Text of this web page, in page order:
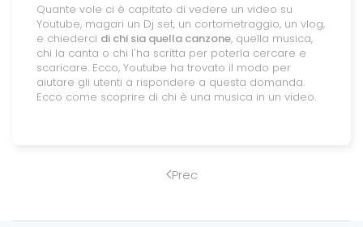
Quante vole ci è capitato di vedere un video su
Youtube, magari un Dj set, un cortometraggio, un vlog,
e chiederci di chi sia quella canzone, quella musica,
chi la canta o chi l'ha scritta per poterla cercare e
scaricare. Ecco, Youtube ha trovato il modo per
aiutare gli utenti a rispondere a questa domanda.
Ecco come scoprire di chi è una musica in un video.
Prec